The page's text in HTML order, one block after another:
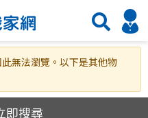
搜尋
此無法瀏覽。以下是其他物
即搜尋